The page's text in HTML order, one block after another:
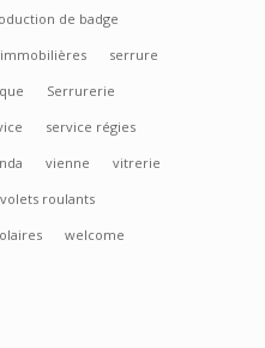
de badge
serrure
Serrurerie
service régies
vienne
vitrerie
volets roulants
welcome